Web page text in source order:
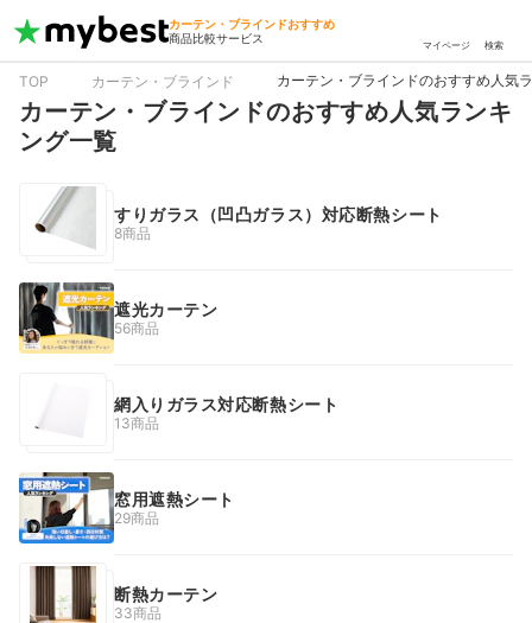
カーテン・ブラインドおすすめ
商品比較サービス
マイページ 検索
TOP カーテン・ブラインド カーテン・ブラインドのおすすめ人気
カーテン・ブラインドのおすすめ人気ランキ
ング一覧
すりガラス（凹凸ガラス）対応断熱シート
8商品
遮光カーテン
56商品
網入りガラス対応断熱シート
13商品
窓用遮熱シート
29商品
断熱カーテン
33商品